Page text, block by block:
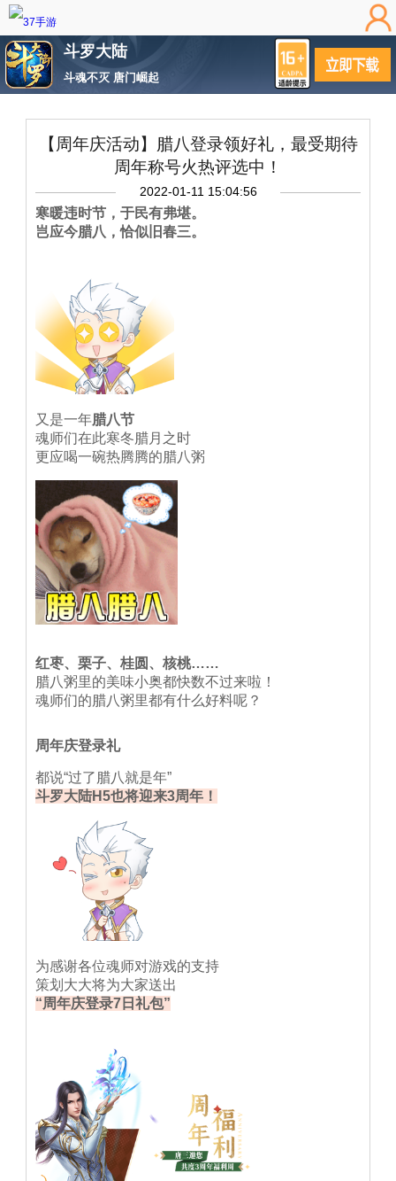
斗罗大陆
斗魂不灭 唐门崛起
【周年庆活动】腊八登录领好礼，最受期待
周年称号火热评选中！
2022-01-11 15:04:56
寒暖违时节，于民有弗堪。
岂应今腊八，恰似旧春三。
又是一年 腊八节
魂师们在此寒冬腊月之时
更应喝一碗热腾腾的腊八粥
红枣、栗子、桂圆、核桃……
腊八粥里的美味小奥都快数不过来啦！
魂师们的腊八粥里都有什么好料呢？
周年庆登录礼
都说“过了腊八就是年”
斗罗大陆H5也将迎来3周年！
为感谢各位魂师对游戏的支持
策划大大将为大家送出
“周年庆登录7日礼包”